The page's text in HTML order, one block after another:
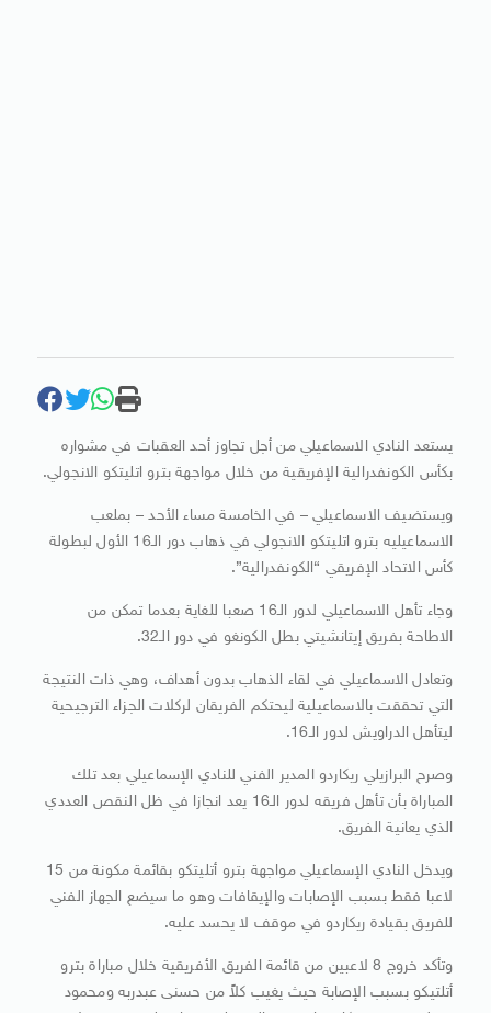
يستعد النادي الاسماعيلي من أجل تجاوز أحد العقبات في مشواره
بكأس الكونفدرالية الإفريقية من خلال مواجهة بترو اتليتكو الانجولي.
ويستضيف الاسماعيلي – في الخامسة مساء الأحد – بملعب
الاسماعيليه بترو اتليتكو الانجولي في ذهاب دور الـ16 الأول لبطولة
كأس الاتحاد الإفريقي “الكونفدرالية”.
وجاء تأهل الاسماعيلي لدور الـ16 صعبا للغاية بعدما تمكن من
الاطاحة بفريق إيتانشيتي بطل الكونغو في دور الـ32.
وتعادل الاسماعيلي في لقاء الذهاب بدون أهداف، وهي ذات النتيجة
التي تحققت بالاسماعيلية ليحتكم الفريقان لركلات الجزاء الترجيحية
ليتأهل الدراويش لدور الـ16.
وصرح البرازيلي ريكاردو المدير الفني للنادي الإسماعيلي بعد تلك
المباراة بأن تأهل فريقه لدور الـ16 يعد انجازا في ظل النقص العددي
الذي يعانية الفريق.
ويدخل النادي الإسماعيلي مواجهة بترو أتليتكو بقائمة مكونة من 15
لاعبا فقط بسبب الإصابات والإيقافات وهو ما سيضع الجهاز الفني
للفريق بقيادة ريكاردو في موقف لا يحسد عليه.
وتأكد خروج 8 لاعبين من قائمة الفريق الأفريقية خلال مباراة بترو
أتلتيكو بسبب الإصابة حيث يغيب كلاً من حسنى عبدربه ومحمود